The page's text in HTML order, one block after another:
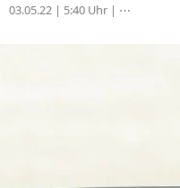
03.05.22 | 5:40 Uhr| ⋯